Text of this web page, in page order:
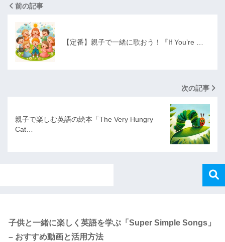
前の記事
【定番】親子で一緒に歌おう！『If You’re …
次の記事
親子で楽しむ英語の絵本「The Very Hungry
Cat…
子供と一緒に楽しく英語を学ぶ「Super Simple Songs」
– おすすめ動画と活用方法